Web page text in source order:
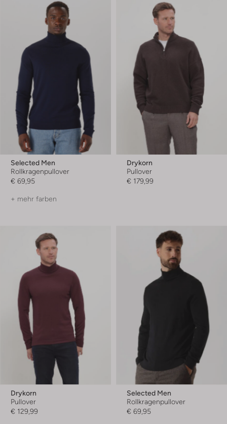
Selected Men
Rollkragenpullover
€ 69,95
+ mehr farben
Drykorn
Pullover
€ 179,99
Drykorn
Pullover
€ 129,99
Selected Men
Rollkragenpullover
€ 69,95